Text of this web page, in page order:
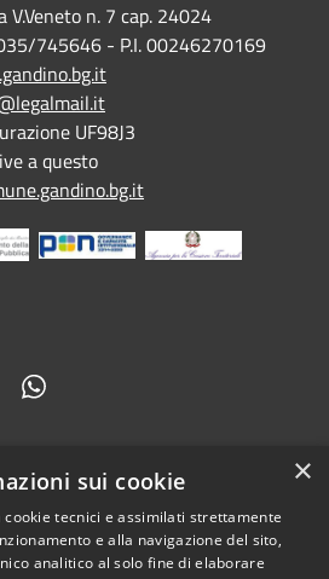
V.Veneto n. 7 cap. 24024
745646 - P.I. 00246270169
UF98J3
a questo
Gandino • Powered by
Municipium•Accesso
×
sui cookie
tecnici e assimilati strettamente
e alla navigazione del sito,
analitico al solo fine di elaborare